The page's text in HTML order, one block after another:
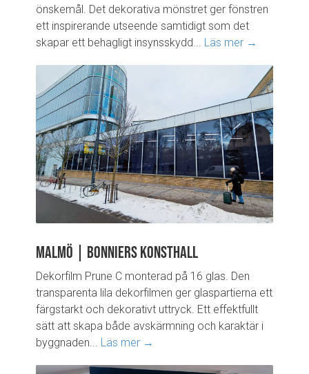
önskemål. Det dekorativa mönstret ger fönstren
ett inspirerande utseende samtidigt som det
skapar ett behagligt insynsskydd... Läs mer →
Malmö | Bonniers konsthall
Dekorfilm Prune C monterad på 16 glas. Den
transparenta lila dekorfilmen ger glaspartierna ett
färgstarkt och dekorativt uttryck. Ett effektfullt
sätt att skapa både avskärmning och karaktär i
byggnaden... Läs mer →